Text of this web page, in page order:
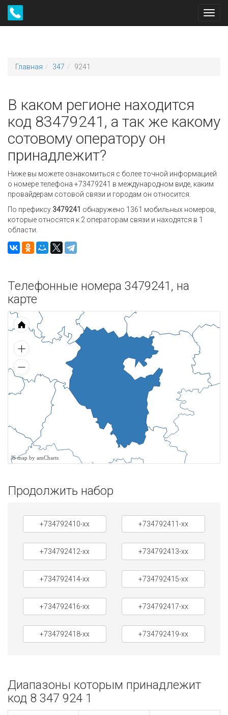
Главная 347 9241
В каком регионе находится
код 83479241, а так же какому
сотовому оператору он
принадлежит?
Ниже вы можете ознакомиться с более точной информацией
о номере телефона +73479241 в международном виде, каким
провайдерам сотовой связи и городам он относится.
По префиксу 3479241 обнаружено 1361 мобильных номеров,
которые относятся к 2 операторам связи и находятся в 1
области.
Телефонные номера 3479241, на
карте
JS map by amCharts
Продолжить набор
+734792410-xx +734792411-xx
+734792412-xx +734792413-xx
+734792414-xx +734792415-xx
+734792416-xx +734792417-xx
+734792418-xx +734792419-xx
Диапазоны которым принадлежит
код 8 347 924 1